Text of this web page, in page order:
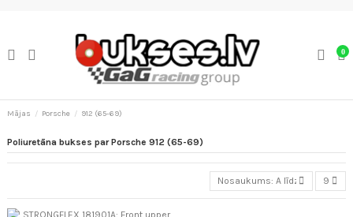
0
Mājas Porsche 912 (65-69)
Poliuretāna bukses par Porsche 912 (65-69)
Nosaukums: A līdz Z 9